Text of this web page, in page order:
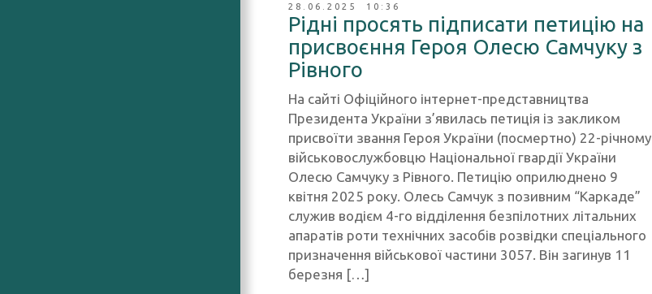
28.06.2025 10:36
Рідні просять підписати петицію на
присвоєння Героя Олесю Самчуку з
Рівного
На сайті Офіційного інтернет-представництва
Президента України з’явилась петиція із закликом
присвоїти звання Героя України (посмертно) 22-річному
військовослужбовцю Національної гвардії України
Олесю Самчуку з Рівного. Петицію оприлюднено 9
квітня 2025 року. Олесь Самчук з позивним “Каркаде”
служив водієм 4-го відділення безпілотних літальних
апаратів роти технічних засобів розвідки спеціального
призначення військової частини 3057. Він загинув 11
березня […]